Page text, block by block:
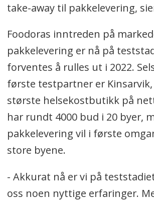
take-away til pakkelevering,
Foodoras inntreden på
pakkelevering er nå på
forventes å rulles ut i 2022.
første testpartner er
største helsekostbutikk på
har rundt 4000 bud i 20 byer,
pakkelevering vil i første
store byene.
- Akkurat nå er vi på
oss noen nyttige erfaringer.